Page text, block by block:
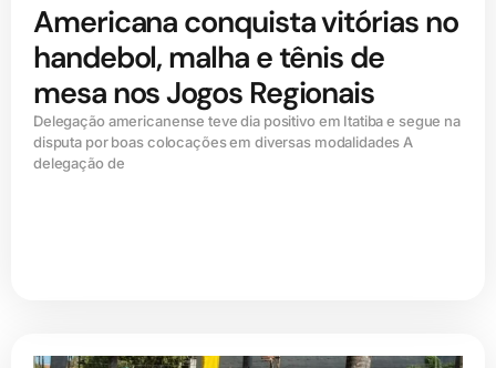
Americana conquista vitórias no
handebol, malha e tênis de
mesa nos Jogos Regionais
Delegação americanense teve dia positivo em Itatiba e segue na
disputa por boas colocações em diversas modalidades A
delegação de